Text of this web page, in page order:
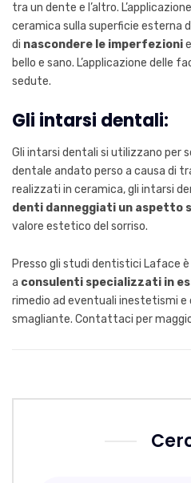
tra un dente e l’altro.
ceramica sulla superficie esterna
di nascondere le imperfezioni
bello e sano. L’applicazione delle
sedute.
Gli intarsi dentali:
Gli intarsi dentali si utilizzano per
dentale andato perso a causa di
realizzati in ceramica, gli intarsi
denti danneggiati un aspetto
valore estetico del sorriso.
Presso gli studi dentistici Laface è
a consulenti specializzati in
rimedio ad eventuali inestetismi e
smagliante. Contattaci per